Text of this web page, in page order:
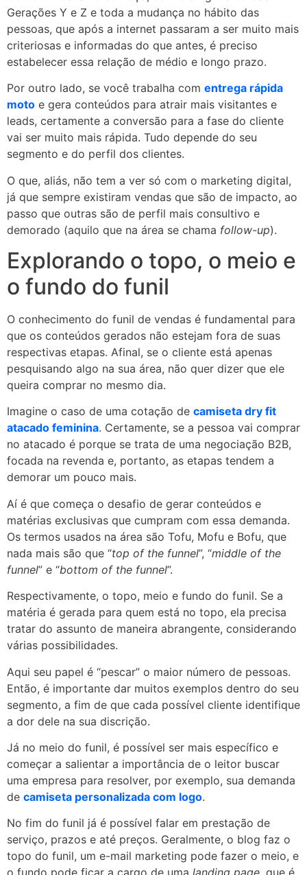
Gerações Y e Z e toda a mudança no hábito das
pessoas, que após a internet passaram a ser muito mais
criteriosas e informadas do que antes, é preciso
estabelecer essa relação de médio e longo prazo.
Por outro lado, se você trabalha com entrega rápida
moto e gera conteúdos para atrair mais visitantes e
leads, certamente a conversão para a fase do cliente
vai ser muito mais rápida. Tudo depende do seu
segmento e do perfil dos clientes.
O que, aliás, não tem a ver só com o marketing digital,
já que sempre existiram vendas que são de impacto, ao
passo que outras são de perfil mais consultivo e
demorado (aquilo que na área se chama follow-up).
Explorando o topo, o meio e
o fundo do funil
O conhecimento do funil de vendas é fundamental para
que os conteúdos gerados não estejam fora de suas
respectivas etapas. Afinal, se o cliente está apenas
pesquisando algo na sua área, não quer dizer que ele
queira comprar no mesmo dia.
Imagine o caso de uma cotação de camiseta dry fit
atacado feminina. Certamente, se a pessoa vai comprar
no atacado é porque se trata de uma negociação B2B,
focada na revenda e, portanto, as etapas tendem a
demorar um pouco mais.
Aí é que começa o desafio de gerar conteúdos e
matérias exclusivas que cumpram com essa demanda.
Os termos usados na área são Tofu, Mofu e Bofu, que
nada mais são que “top of the funnel”, “middle of the
funnel” e “bottom of the funnel”.
Respectivamente, o topo, meio e fundo do funil. Se a
matéria é gerada para quem está no topo, ela precisa
tratar do assunto de maneira abrangente, considerando
várias possibilidades.
Aqui seu papel é “pescar” o maior número de pessoas.
Então, é importante dar muitos exemplos dentro do seu
segmento, a fim de que cada possível cliente identifique
a dor dele na sua discrição.
Já no meio do funil, é possível ser mais específico e
começar a salientar a importância de o leitor buscar
uma empresa para resolver, por exemplo, sua demanda
de camiseta personalizada com logo.
No fim do funil já é possível falar em prestação de
serviço, prazos e até preços. Geralmente, o blog faz o
topo do funil, um e-mail marketing pode fazer o meio, e